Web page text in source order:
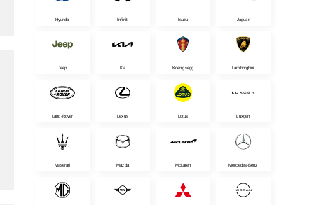
Hyundai Infiniti Isuzu Jaguar
Jeep Kia Koenigsegg Lamborghini
Land-Rover Lexus Lotus Luxgen
Maserati Mazda McLaren Mercedes-Benz